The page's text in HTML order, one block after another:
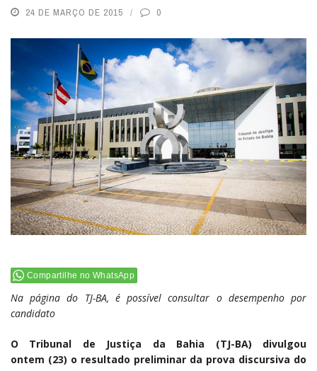
24 DE MARÇO DE 2015 0
Compartilhe no WhatsApp
Na página do TJ-BA, é possível consultar o desempenho por
candidato
O Tribunal de Justiça da Bahia (TJ-BA) divulgou
ontem (23) o resultado preliminar da prova discursiva do